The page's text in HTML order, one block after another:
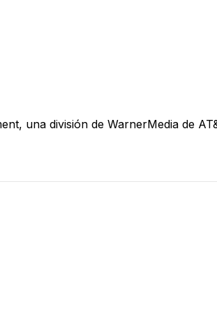
una división de WarnerMedia de